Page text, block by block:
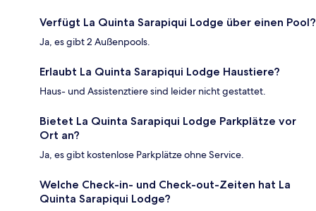
Verfügt La Quinta Sarapiqui Lodge über einen Pool?
Ja, es gibt 2 Außenpools.
Erlaubt La Quinta Sarapiqui Lodge Haustiere?
Haus- und Assistenztiere sind leider nicht gestattet.
Bietet La Quinta Sarapiqui Lodge Parkplätze vor
Ort an?
Ja, es gibt kostenlose Parkplätze ohne Service.
Welche Check-in- und Check-out-Zeiten hat La
Quinta Sarapiqui Lodge?